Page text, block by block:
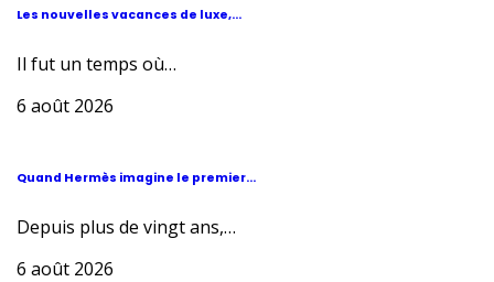
Les nouvelles vacances de luxe,...
Il fut un temps où…
6 août 2026
Quand Hermès imagine le premier...
Depuis plus de vingt ans,…
6 août 2026